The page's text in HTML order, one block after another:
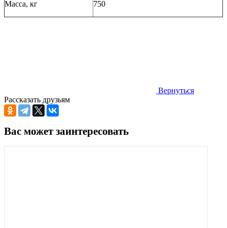
Масса, кг 750
Вернуться
Рассказать друзьям
Вас может заинтересовать